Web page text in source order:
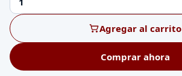
Agregar al carrito
Comprar ahora